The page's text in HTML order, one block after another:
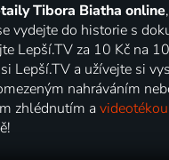
Tibora Biatha online
vydejte do historie s
Lepší.TV za 10 Kč na
Lepší.TV a užívejte si
nahráváním
zhlédnutím a